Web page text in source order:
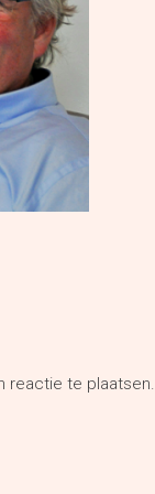
reactie te plaatsen.